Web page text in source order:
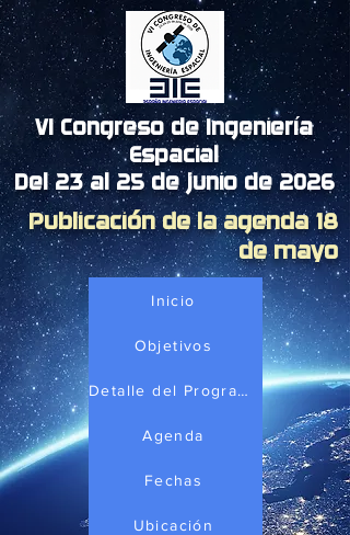
VI Congreso de Ingeniería
Espacial
Del 23 al 25 de junio de 2026
Publicación de la agenda 18
de mayo
Inicio
Objetivos
Detalle del Programa
Agenda
Fechas
Ubicación